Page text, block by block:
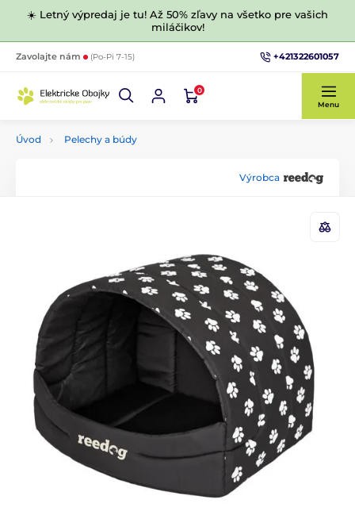
☀️ Letný výpredaj je tu! Až 50% zľavy na všetko pre vašich
miláčikov!
Zavolajte nám (Po-Pi 7-15) +421322601057
0
Menu
Úvod Pelechy a búdy
Výrobca